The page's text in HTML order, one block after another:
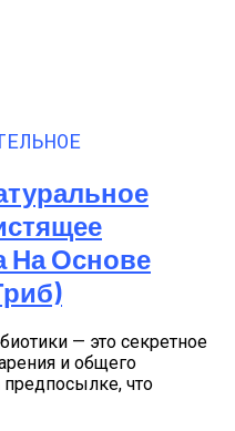
На Основе
— это секретное
и общего
что